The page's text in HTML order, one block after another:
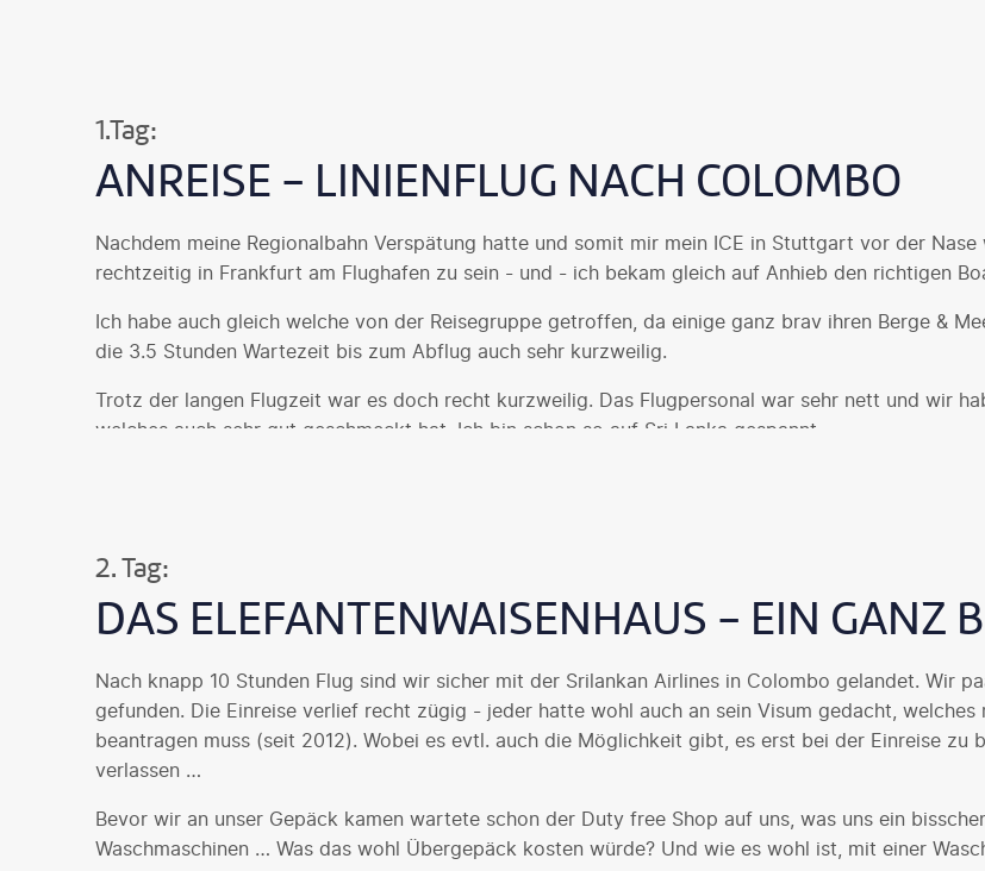
1.Tag:
ANREISE - LINIENFLUG NACH COLOMBO
Nachdem meine Regionalbahn Verspätung hatte und somit mir mein ICE in Stuttgart vor der
rechtzeitig in Frankfurt am Flughafen zu sein - und - ich bekam gleich auf Anhieb den richtigen
Ich habe auch gleich welche von der Reisegruppe getroffen, da einige ganz brav ihren Berge &
die 3.5 Stunden Wartezeit bis zum Abflug auch sehr kurzweilig.
Trotz der langen Flugzeit war es doch recht kurzweilig. Das Flugpersonal war sehr nett und wir
welches auch sehr gut geschmeckt hat. Ich bin schon so auf Sri Lanka gespannt …
2. Tag:
DAS ELEFANTENWAISENHAUS - EIN GANZ
Nach knapp 10 Stunden Flug sind wir sicher mit der Srilankan Airlines in Colombo gelandet. Wir
gefunden. Die Einreise verlief recht zügig - jeder hatte wohl auch an sein Visum gedacht,
beantragen muss (seit 2012). Wobei es evtl. auch die Möglichkeit gibt, es erst bei der Einreise
verlassen …
Bevor wir an unser Gepäck kamen wartete schon der Duty free Shop auf uns, was uns ein
Waschmaschinen … Was das wohl Übergepäck kosten würde? Und wie es wohl ist, mit einer